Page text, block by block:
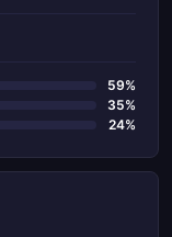
59%
35%
24%